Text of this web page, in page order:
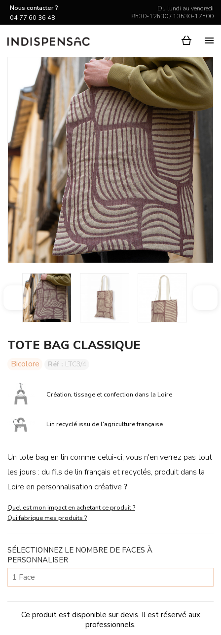
Nous contacter ?
04 77 60 36 48
Du lundi au vendredi
8h30-12h30 / 13h30-17h00

TOTE BAG CLASSIQUE
Bicolore Réf : LTC3/4
Création, tissage et confection dans la Loire
Lin recyclé issu de l'agriculture française
Un tote bag en lin comme celui-ci, vous n'en verrez pas tout
les jours : du fils de lin français et recyclés, produit dans la
Loire en personnalisation créative ?
Quel est mon impact en achetant ce produit ?
Qui fabrique mes produits ?
SÉLECTIONNEZ LE NOMBRE DE FACES À
PERSONNALISER
Ce produit est disponible sur devis. Il est réservé aux
professionnels.